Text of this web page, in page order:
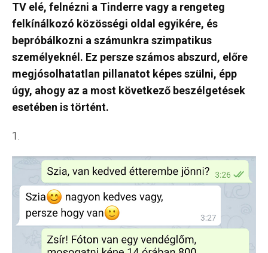
TV elé, felnézni a Tinderre vagy a rengeteg
felkínálkozó közösségi oldal egyikére, és
bepróbálkozni a számunkra szimpatikus
személyeknél. Ez persze számos abszurd, előre
megjósolhatatlan pillanatot képes szülni, épp
úgy, ahogy az a most következő beszélgetések
esetében is történt.
1.